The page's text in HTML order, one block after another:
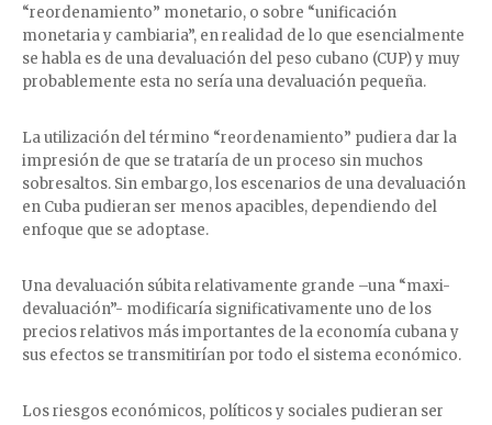
“reordenamiento” monetario, o sobre “unificación
monetaria y cambiaria”, en realidad de lo que esencialmente
se habla es de una devaluación del peso cubano (CUP) y muy
probablemente esta no sería una devaluación pequeña.
La utilización del término “reordenamiento” pudiera dar la
impresión de que se trataría de un proceso sin muchos
sobresaltos. Sin embargo, los escenarios de una devaluación
en Cuba pudieran ser menos apacibles, dependiendo del
enfoque que se adoptase.
Una devaluación súbita relativamente grande –una “maxi-
devaluación”- modificaría significativamente uno de los
precios relativos más importantes de la economía cubana y
sus efectos se transmitirían por todo el sistema económico.
Los riesgos económicos, políticos y sociales pudieran ser